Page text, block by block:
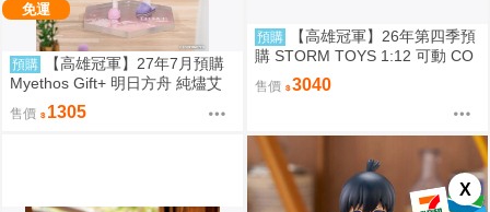
X
免運
預購
【高雄冠軍】27年7月預購
Myethos Gift+ 明日方舟 純燼艾
雅法拉 後來的故事Ver 1/8 1011
售價 1305
預購
【高雄冠軍】26年第四季預
購 STORM TOYS 1:12 可動 CO
BRA 眼鏡蛇 免訂金0825
售價 3040